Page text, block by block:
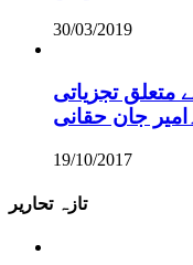
30/03/2019
متعلق تجزیاتی
جان حقانی
19/10/2017
تازہ تحاریر